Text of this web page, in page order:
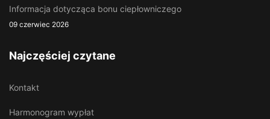
Informacja dotycząca bonu ciepłowniczego
09 czerwiec 2026
Najczęściej czytane
Kontakt
Harmonogram wypłat